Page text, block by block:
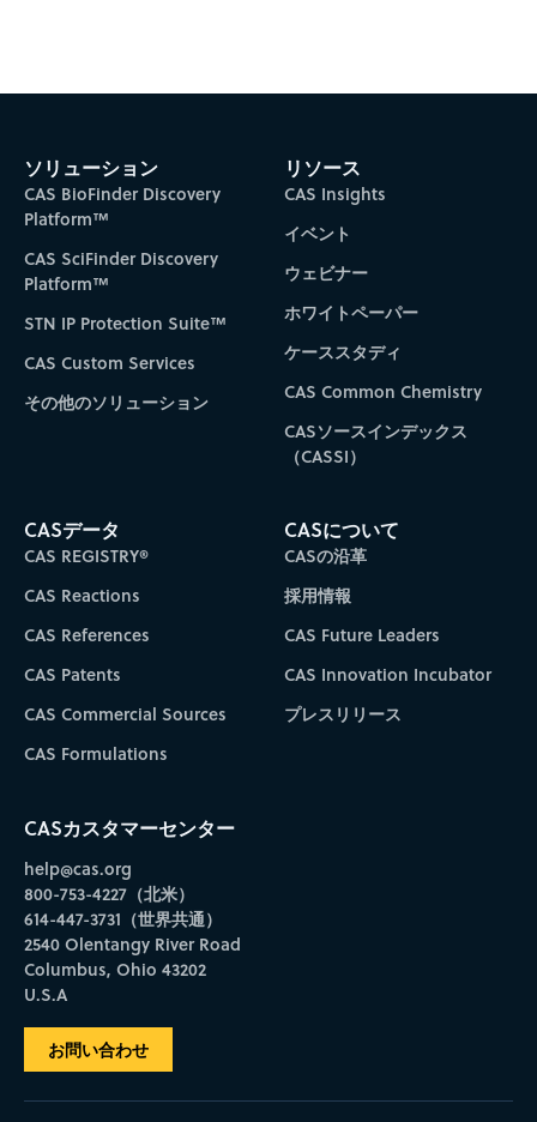
ソリューション
CAS BioFinder Discovery
Platform™
CAS SciFinder Discovery
Platform™
STN IP Protection Suite™
CAS Custom Services
その他のソリューション
リソース
CAS Insights
イベント
ウェビナー
ホワイトペーパー
ケーススタディ
CAS Common Chemistry
CASソースインデックス
（CASSI）
CASデータ
CAS REGISTRY®
CAS Reactions
CAS References
CAS Patents
CAS Commercial Sources
CAS Formulations
CASについて
CASの沿革
採用情報
CAS Future Leaders
CAS Innovation Incubator
プレスリリース
CASカスタマーセンター
help@cas.org
800-753-4227（北米）
614-447-3731（世界共通）
2540 Olentangy River Road
Columbus, Ohio 43202
U.S.A
お問い合わせ